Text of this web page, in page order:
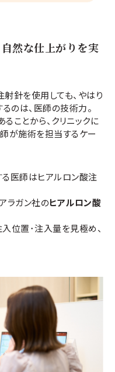
然な仕上がりを実
針を使用しても、やはり
のは、医師の技術力。
ことから、クリニックに
が施術を担当するケー
医師はヒアルロン酸注
ラガン社のヒアルロン酸
位置･注入量を見極め、